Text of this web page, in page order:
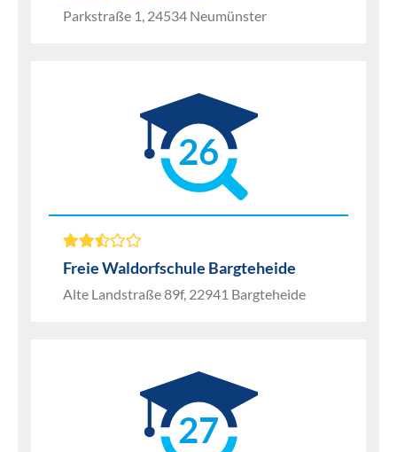
Parkstraße 1, 24534 Neumünster
26
Freie Waldorfschule Bargteheide
Alte Landstraße 89f, 22941 Bargteheide
27